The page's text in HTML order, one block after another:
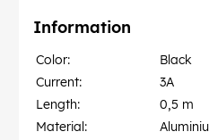
Information
Color:
Black
Current:
3A
Length:
0,5 m
Material: